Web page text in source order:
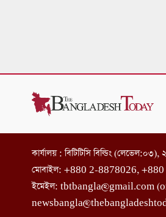
কার্যালয় : বিটিটিসি বিল্ডিং
মোবাইল: +880 2-8878026,
ইমেইল: tbtbangla@gmail.com